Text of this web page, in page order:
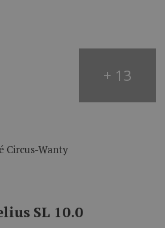
+ 13
Circus-Wanty
SL 10.0